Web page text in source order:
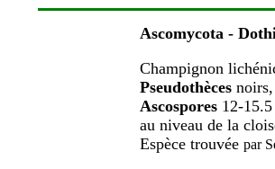
Ascomycota -
Champignon
Pseudothèces
Ascospores 12-
au niveau de la
Espèce trouvée par